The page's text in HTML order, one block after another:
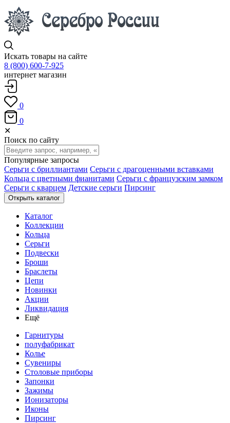
Искать товары на сайте
8 (800) 600-7-925
интернет магазин
0
0
✕
Поиск по сайту
Популярные запросы
Серьги с бриллиантами Серьги с драгоценными вставками
Кольца с цветными фианитами Серьги с французским замком
Серьги с кварцем Детские серьги Пирсинг
Открыть каталог
Каталог
Коллекции
Кольца
Серьги
Подвески
Броши
Браслеты
Цепи
Новинки
Акции
Ликвидация
Ещё
Гарнитуры
полуфабрикат
Колье
Сувениры
Столовые приборы
Запонки
Зажимы
Ионизаторы
Иконы
Пирсинг